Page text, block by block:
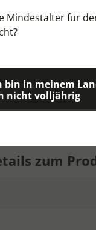
vrij & Malt Bieren |
20x50
troebel
zum
Mindestalter für
bin in meinem
nicht volljährig